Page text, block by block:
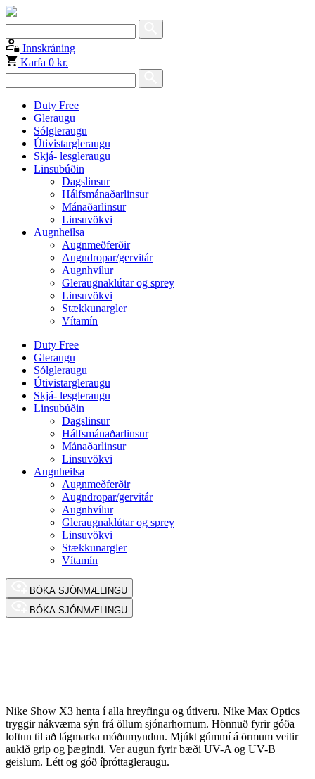
Innskráning
Karfa 0 kr.
Duty Free
Gleraugu
Sólgleraugu
Útivistargleraugu
Skjá- lesgleraugu
Linsubúðin
Dagslinsur
Hálfsmánaðarlinsur
Mánaðarlinsur
Linsuvökvi
Augnheilsa
Augnmeðferðir
Augndropar/gervitár
Augnhvílur
Gleraugnaklútar og sprey
Linsuvökvi
Stækkunargler
Vítamín
Duty Free
Gleraugu
Sólgleraugu
Útivistargleraugu
Skjá- lesgleraugu
Linsubúðin
Dagslinsur
Hálfsmánaðarlinsur
Mánaðarlinsur
Linsuvökvi
Augnheilsa
Augnmeðferðir
Augndropar/gervitár
Augnhvílur
Gleraugnaklútar og sprey
Linsuvökvi
Stækkunargler
Vítamín
BÓKA SJÓNMÆLINGU
BÓKA SJÓNMÆLINGU
Nike Show X3 henta í alla hreyfingu og útiveru. Nike Max Optics
tryggir nákvæma sýn frá öllum sjónarhornum. Hönnuð fyrir góða
loftun til að lágmarka móðumyndun. Mjúkt gúmmí á örmum veitir
aukið grip og þægindi. Ver augun fyrir bæði UV-A og UV-B
geislum. Létt og góð íþróttagleraugu.